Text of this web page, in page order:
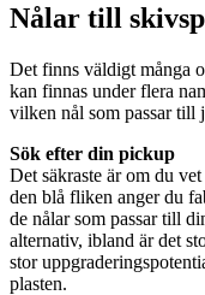
Nålar till
Det finns väldigt många
kan finnas under flera
vilken nål som passar till
Sök efter din pickup
Det säkraste är om du
den blå fliken anger du
de nålar som passar till
alternativ, ibland är det
stor
plasten.